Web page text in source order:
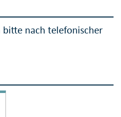
nach telefonischer